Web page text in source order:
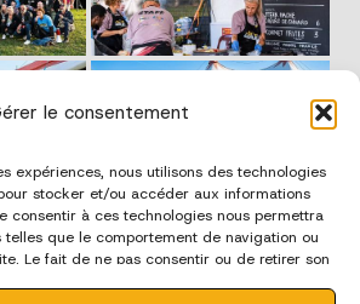
le consentement
expériences, nous utilisons des technologies
stocker et/ou accéder aux informations
consentir à ces technologies nous permettra
que le comportement de navigation ou
Le fait de ne pas consentir ou de retirer son